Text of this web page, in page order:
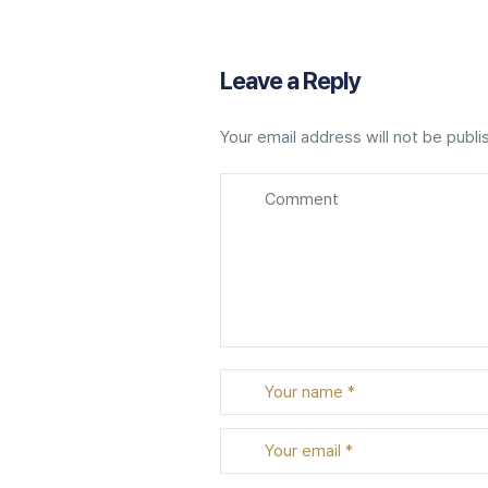
Leave a Reply
Your email address will not be